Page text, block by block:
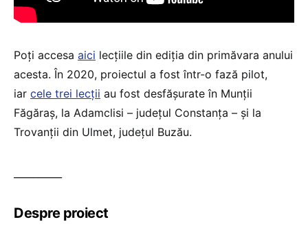
Poți accesa aici lecțiile din ediția din primăvara anului
acesta. În 2020, proiectul a fost într-o fază pilot,
iar cele trei lecții au fost desfășurate în Munții
Făgăraș, la Adamclisi – județul Constanța – și la
Trovanții din Ulmet, județul Buzău.
Despre proiect